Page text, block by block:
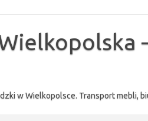
w Wielkopolsce. Transport mebli,